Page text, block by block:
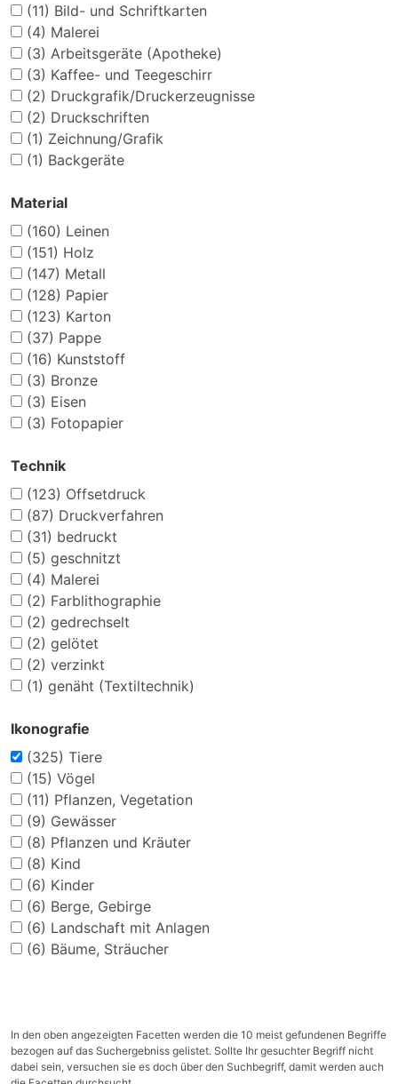
(11) Bild- und Schriftkarten
(4) Malerei
(3) Arbeitsgeräte (Apotheke)
(3) Kaffee- und Teegeschirr
(2) Druckgrafik/Druckerzeugnisse
(2) Druckschriften
(1) Zeichnung/Grafik
(1) Backgeräte
Material
(160) Leinen
(151) Holz
(147) Metall
(128) Papier
(123) Karton
(37) Pappe
(16) Kunststoff
(3) Bronze
(3) Eisen
(3) Fotopapier
Technik
(123) Offsetdruck
(87) Druckverfahren
(31) bedruckt
(5) geschnitzt
(4) Malerei
(2) Farblithographie
(2) gedrechselt
(2) gelötet
(2) verzinkt
(1) genäht (Textiltechnik)
Ikonografie
(325) Tiere
(15) Vögel
(11) Pflanzen, Vegetation
(9) Gewässer
(8) Pflanzen und Kräuter
(8) Kind
(6) Kinder
(6) Berge, Gebirge
(6) Landschaft mit Anlagen
(6) Bäume, Sträucher
In den oben angezeigten Facetten werden die 10 meist gefundenen Begriffe
bezogen auf das Suchergebniss gelistet. Sollte Ihr gesuchter Begriff nicht
dabei sein, versuchen sie es doch über den Suchbegriff, damit werden auch